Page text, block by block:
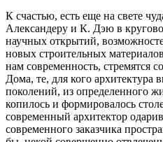
К счастью, есть еще на свете
Александеру и К. Дэю в
научных открытий,
новых строительных
нам современность, стремятся
Дома, те, для кого архитектура
поколений, из определенного
копилось и формировалось
современный архитектор
современного заказчика